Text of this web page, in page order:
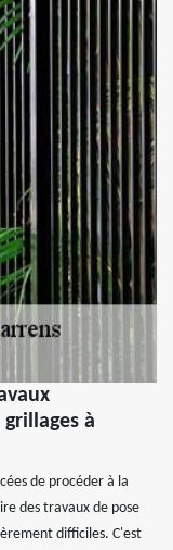
à
de procéder à la
des travaux de pose
difficiles. C'est